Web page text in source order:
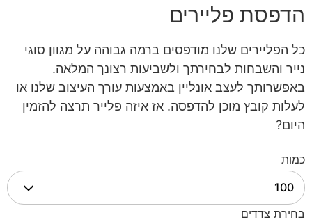
הדפסת פליירים
כל הפליירים שלנו מודפסים ברמה גבוהה על מגוון סוגי
נייר והשבחות לבחירתך ולשביעות רצונך המלאה.
באפשרותך לעצב אונליין באמצעות עורך העיצוב שלנו או
לעלות קובץ מוכן להדפסה. אז איזה פלייר תרצה להזמין
היום?
כמות
בחירת צדדים